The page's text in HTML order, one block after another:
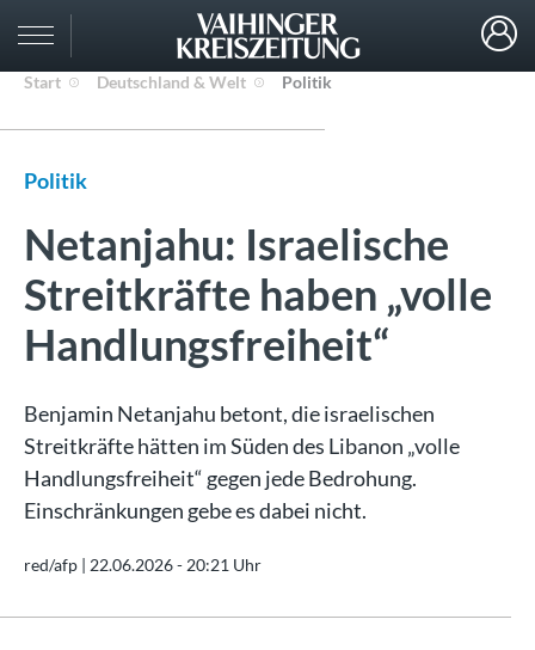
Start Deutschland & Welt Politik
Politik
Netanjahu: Israelische
Streitkräfte haben „volle
Handlungsfreiheit“
Benjamin Netanjahu betont, die israelischen
Streitkräfte hätten im Süden des Libanon „volle
Handlungsfreiheit“ gegen jede Bedrohung.
Einschränkungen gebe es dabei nicht.
red/afp | 22.06.2026 - 20:21 Uhr